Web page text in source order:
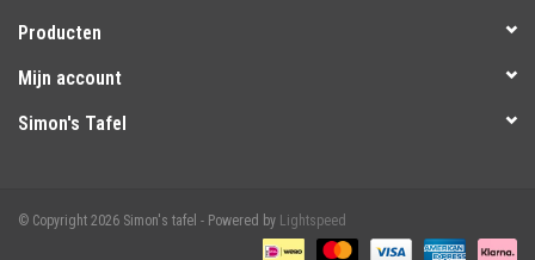
Producten
Mijn account
Simon's Tafel
© Copyright 2026 Simon's tafel - Powered by Lightspeed